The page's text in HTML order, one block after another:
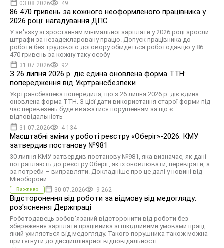
03.08.2026 49
86 470 гривень за кожного неоформленого працівника у
2026 році: нагадування ДПС
У зв'язку зі зростанням мінімальної зарплати у 2026 році зросли
штрафи за незадекларовану працю. Допуск працівника до
роботи без трудового договору обійдеться роботодавцю у 86
470 гривень за кожну таку особу
31.07.2026 92
З 26 липня 2026 р. діє єдина оновлена форма ТТН:
попередження від Укртрансбезпеки
Укртрансбезпека попередила, що з 26 липня 2026 р. діє єдина
оновлена форма ТТН. З цієї дати використання старої форми під
час перевезень буде вважатися порушенням за що є
відповідальність
31.07.2026 4 134
Масштабні зміни у роботі реєстру «Оберіг»-2026: КМУ
затвердив постанову №981
30 липня КМУ затвердив постанову №981, яка визначає, як дані
потрапляють до реєстру Оберіг, як їх оновлювати, перевіряти, а
за потреби – виправляти. Докладніше про це далі у новині від
Міноборони
Важливо 30.07.2026 9 262
Відсторонення від роботи за відмову від медогляду:
роз'яснення Держпраці
Роботодавець зобов'язаний відсторонити від роботи без
збереження зарплати працівника зі шкідливими умовами праці,
який ухиляється від медогляду. Такого порушника також можна
притягнути до дисциплінарної відповідальності